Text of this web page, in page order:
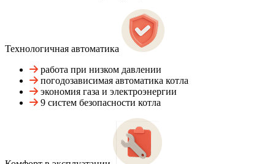
Технологичная автоматика
работа при низком давлении
погодозависимая автоматика котла
экономия газа и электроэнергии
9 систем безопасности котла